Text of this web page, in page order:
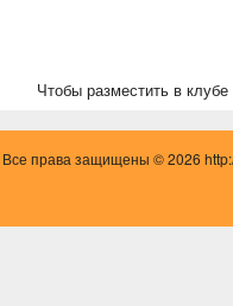
Чтобы разместить в
Все права защищены © 2026